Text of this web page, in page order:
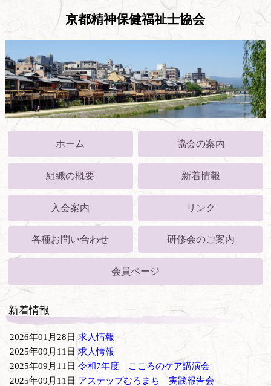
京都精神保健福祉士協会
ホーム 協会の案内
組織の概要 新着情報
入会案内 リンク
各種お問い合わせ 研修会のご案内
会員ページ
新着情報
2026年01月28日 求人情報
2025年09月11日 求人情報
2025年09月11日 令和7年度 こころのケア講演会
2025年09月11日 アステップむろまち 実践報告会